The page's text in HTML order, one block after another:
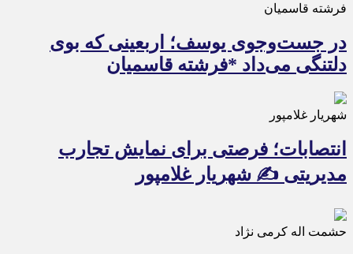
فرشته قاسمیان
در جست‌وجوی یوسف؛ اربعینی که بوی
دلتنگی می‌داد *فرشته قاسمیان
شهریار غلامپور
انتصابات؛ فرصتی برای نمایش تجارب
مدیریتی ✍ شهریار غلامپور
حشمت اله کرمی نژاد